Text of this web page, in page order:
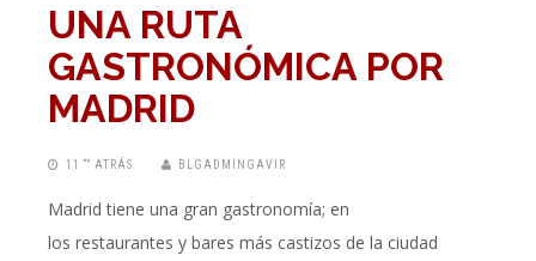
UNA RUTA
GASTRONÓMICA POR
MADRID
11 “” ATRÁS BLGADMINGAVIR
Madrid tiene una gran gastronomía; en
los restaurantes y bares más castizos de la ciudad